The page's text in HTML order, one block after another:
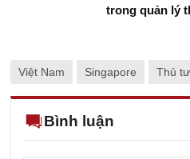
trong quản lý
Việt Nam Singapore Thủ
Bình luận